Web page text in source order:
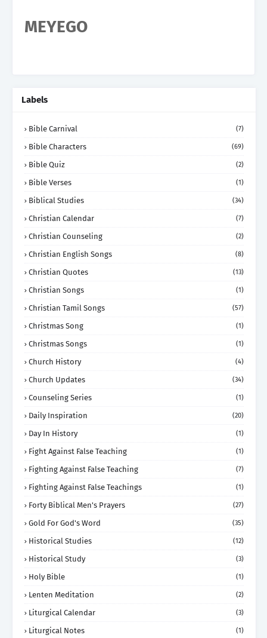
MEYEGO
Labels
Bible Carnival (7)
Bible Characters (69)
Bible Quiz (2)
Bible Verses (1)
Biblical Studies (34)
Christian Calendar (7)
Christian Counseling (2)
Christian English Songs (8)
Christian Quotes (13)
Christian Songs (1)
Christian Tamil Songs (57)
Christmas Song (1)
Christmas Songs (1)
Church History (4)
Church Updates (34)
Counseling Series (1)
Daily Inspiration (20)
Day In History (1)
Fight Against False Teaching (1)
Fighting Against False Teaching (7)
Fighting Against False Teachings (1)
Forty Biblical Men's Prayers (27)
Gold For God's Word (35)
Historical Studies (12)
Historical Study (3)
Holy Bible (1)
Lenten Meditation (2)
Liturgical Calendar (3)
Liturgical Notes (1)